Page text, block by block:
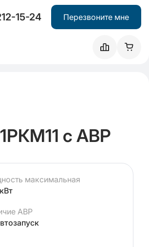
15-24 Перезвоните мне
с АВР
максимальная
АВР